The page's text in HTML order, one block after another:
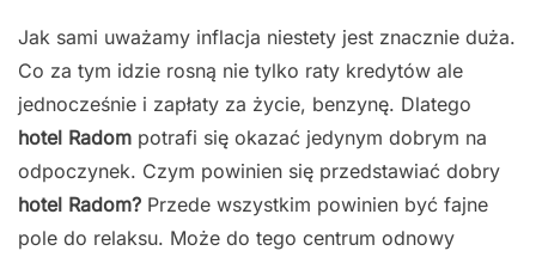
Jak sami uważamy inflacja niestety jest znacznie duża.
Co za tym idzie rosną nie tylko raty kredytów ale
jednocześnie i zapłaty za życie, benzynę. Dlatego
hotel Radom potrafi się okazać jedynym dobrym na
odpoczynek. Czym powinien się przedstawiać dobry
hotel Radom? Przede wszystkim powinien być fajne
pole do relaksu. Może do tego centrum odnowy